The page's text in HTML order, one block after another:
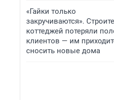
«Гайки только
закручиваются».
коттеджей потеряли
клиентов — им
сносить новые дома